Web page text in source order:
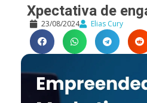
Xpectativa de
23/08/2024 Elias Cury